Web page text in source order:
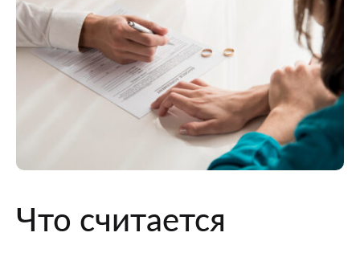
Что считается